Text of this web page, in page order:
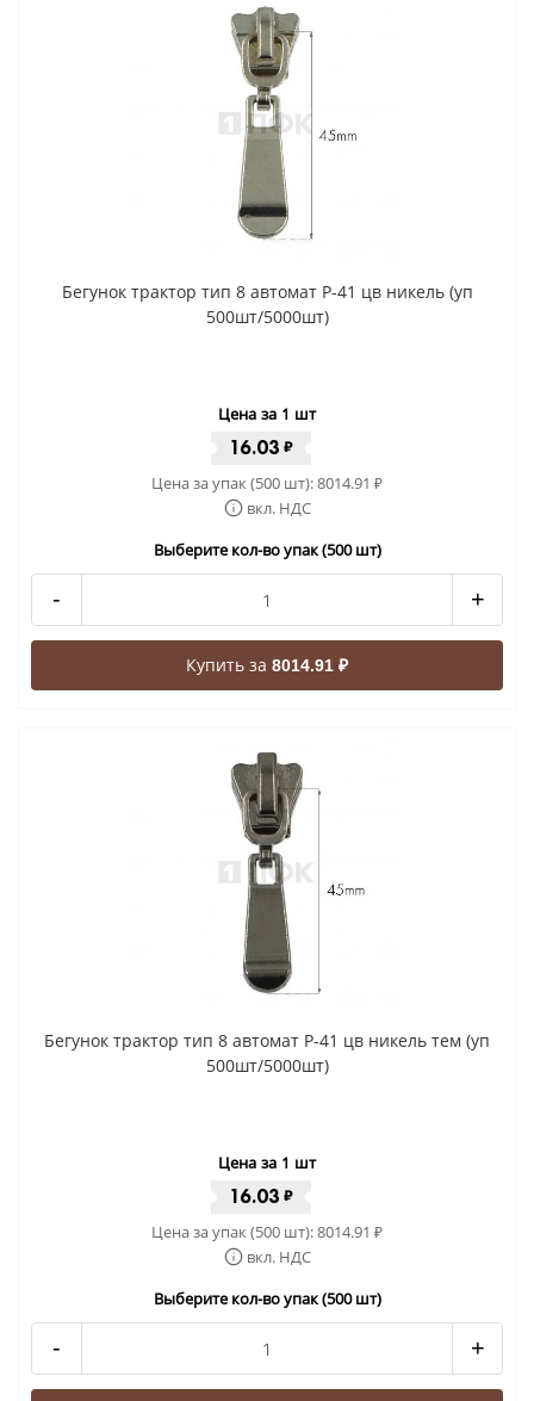
Бегунок трактор тип 8 автомат P-41 цв никель (уп
500шт/5000шт)
Цена за 1 шт
16.03 ₽
Цена за упак (500 шт):8014.91 ₽
вкл. НДС
Выберите кол-во упак (500 шт)
- +
Купить за 8014.91 ₽
Бегунок трактор тип 8 автомат P-41 цв никель тем (уп
500шт/5000шт)
Цена за 1 шт
16.03 ₽
Цена за упак (500 шт):8014.91 ₽
вкл. НДС
Выберите кол-во упак (500 шт)
- +